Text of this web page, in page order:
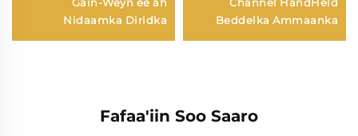
Beddelka Ammaanka
Nidaamka Diridka
Saarista Sigitaalka
Fafaa'iin Soo Saaro